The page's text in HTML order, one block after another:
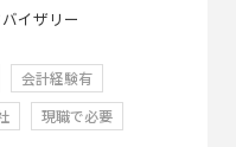
イザリー
会計経験有
現職で必要